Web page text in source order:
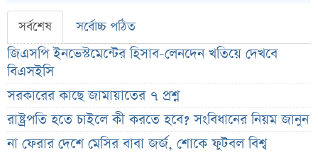
সর্বশেষ সর্বোচ্চ পঠিত
জিএসপি ইনভেস্টমেন্টের হিসাব-লেনদেন খতিয়ে দেখবে
বিএসইসি
সরকারের কাছে জামায়াতের ৭ প্রশ্ন
রাষ্ট্রপতি হতে চাইলে কী করতে হবে? সংবিধানের নিয়ম জানুন
না ফেরার দেশে মেসির বাবা জর্জ, শোকে ফুটবল বিশ্ব